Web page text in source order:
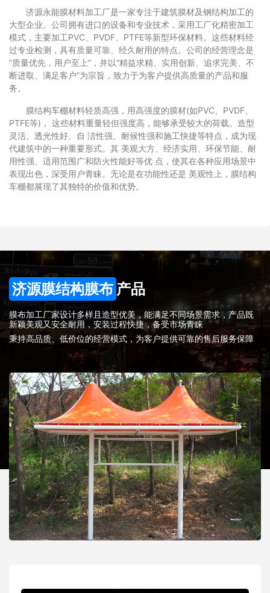
济源永能膜材料加工厂是一家专注于建筑膜材及钢结构加工的
大型企业。公司拥有进口的设备和专业技术，采用工厂化精密加工
模式，主要加工PVC、PVDF、PTFE等新型环保材料。这些材料经
过专业检测，具有质量可靠、经久耐用的特点。公司的经营理念是
“质量优先，用户至上”，并以“精益求精、实用创新、追求完美、不
断进取、满足客户”为宗旨，致力于为客户提供高质量的产品和服
务。
膜结构车棚材料轻质高强，用高强度的膜材(如PVC、PVDF、
PTFE等)， 这些材料重量轻但强度高，能够承受较大的荷载。造型
灵活、透光性好、自 洁性强、耐候性强和施工快捷等特点，成为现
代建筑中的一种重要形式。其 美观大方、经济实用、环保节能、耐
用性强、适用范围广和防火性能好等优 点，使其在各种应用场景中
表现出色，深受用户青睐。无论是在功能性还是 美观性上，膜结构
车棚都展现了其独特的价值和优势。
济源膜结构膜布 产品
膜布加工厂家设计多样且造型优美，能满足不同场景需求，产品既
新颖美观又安全耐用，安装过程快捷，备受市场青睐
秉持高品质、低价位的经营模式，为客户提供可靠的售后服务保障